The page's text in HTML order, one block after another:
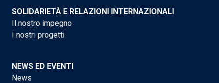
SOLIDARIETÀ E RELAZIONI INTERNAZIONALI
Il nostro impegno
I nostri progetti
NEWS ED EVENTI
News